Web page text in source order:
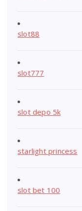
slot88
slot777
slot depo 5k
starlight princess
slot bet 100